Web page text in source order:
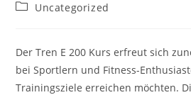
Uncategorized
Der Tren E 200 Kurs erfreut sich
bei Sportlern und Fitness-
Trainingsziele erreichen möchten.